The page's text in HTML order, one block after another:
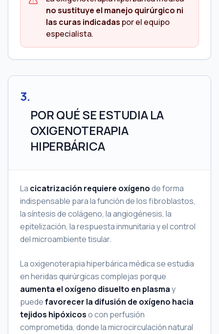
no sustituye el manejo quirúrgico ni
las curas indicadas por el equipo
especialista.
3.
POR QUÉ SE ESTUDIA LA
OXIGENOTERAPIA
HIPERBÁRICA
La cicatrización requiere oxígenode forma
indispensable para la función de los fibroblastos,
la síntesis de colágeno, la angiogénesis, la
epitelización, la respuesta inmunitaria y el control
del microambiente tisular.
La oxigenoterapia hiperbárica médica se estudia
en heridas quirúrgicas complejas porque
aumenta el oxígeno disuelto en plasmay
puedefavorecer la difusión de oxígeno hacia
tejidos hipóxicoso con perfusión
comprometida, donde la microcirculación natural